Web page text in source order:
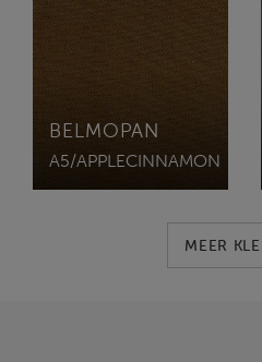
BELMOPAN
A5/APPLECINNAMON
MEER